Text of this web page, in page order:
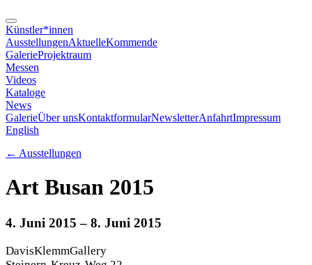
Künstler*innen
AusstellungenAktuelleKommende
GalerieProjektraum
Messen
Videos
Kataloge
News
GalerieÜber unsKontaktformularNewsletterAnfahrtImpressum
English
← Ausstellungen
Art Busan 2015
4. Juni 2015 – 8. Juni 2015
DavisKlemmGallery